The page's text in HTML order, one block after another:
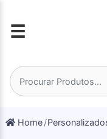
☰
Home